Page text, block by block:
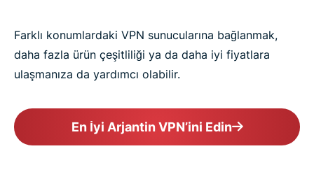
Farklı konumlardaki VPN sunucularına bağlanmak,
daha fazla ürün çeşitliliği ya da daha iyi fiyatlara
ulaşmanıza da yardımcı olabilir.
En İyi Arjantin VPN’ini Edin